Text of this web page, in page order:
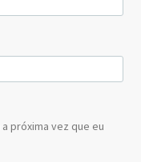
próxima vez que eu